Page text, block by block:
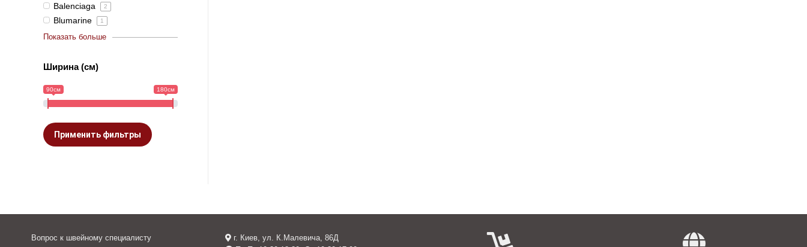
Balenciaga 2
Blumarine 1
Показать больше
Ширина (см)
90см 180см
Применить фильтры
Вопрос к швейному специалисту
г. Киев, ул. К.Малевича, 86Д